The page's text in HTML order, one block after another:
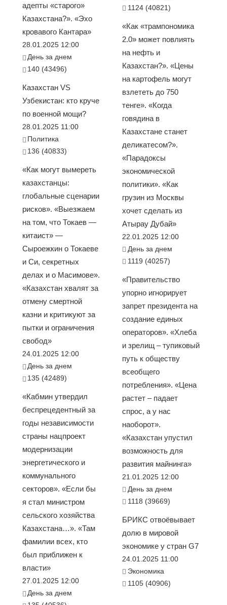
адепты «старого»
Казахстана?». «Эхо
кровавого Кантара»
28.01.2025 12:00
День за днем
140 (43496)
Казахстан VS
Узбекистан: кто круче
по военной мощи?
28.01.2025 11:00
Политика
136 (40833)
«Как могут вымереть
казахстанцы:
глобальные сценарии
рисков». «Выезжаем
на том, что Токаев —
китаист» —
Сыроежкин о Токаеве
и Си, секретных
делах и о Масимове».
«Казахстан хвалят за
отмену смертной
казни и критикуют за
пытки и ограничения
свобод»
24.01.2025 12:00
День за днем
135 (42489)
«Кабмин утвердил
беспрецедентный за
годы независимости
страны нацпроект
модернизации
энергетического и
коммунального
секторов». «Если бы
я стал министром
сельского хозяйства
Казахстана…». «Там
фамилии всех, кто
был приближен к
власти»
27.01.2025 12:00
День за днем
1124 (40821)
«Как «трампономика
2.0» может повлиять
на нефть и
Казахстан?». «Цены
на картофель могут
взлететь до 750
тенге». «Когда
говядина в
Казахстане станет
деликатесом?».
«Парадоксы
экономической
политики». «Как
грузин из Москвы
хочет сделать из
Атырау Дубай»
22.01.2025 12:00
День за днем
1119 (40257)
«Правительство
упорно игнорирует
запрет президента на
создание единых
операторов». «Хлеба
и зрелищ – тупиковый
путь к обществу
всеобщего
потребления». «Цена
растет – падает
спрос, а у нас
наоборот».
«Казахстан упустил
возможность для
развития майнинга»
21.01.2025 12:00
День за днем
1118 (39669)
БРИКС отвоёвывает
долю в мировой
экономике у стран G7
24.01.2025 11:00
Экономика
1105 (40906)